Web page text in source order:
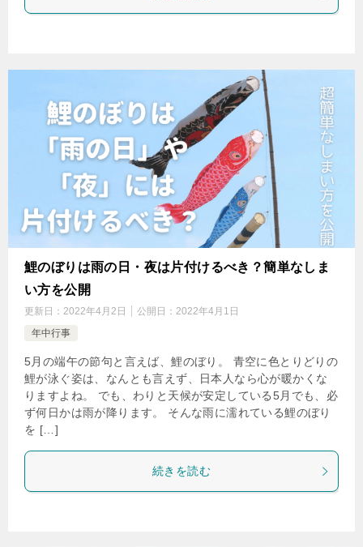
鯉のぼりは雨の日・夜は片付けるべき？簡単なしま
い方を公開
更新日： 2022年4月2日 公開日： 2022年4月1日
年中行事
5月の端午の節句と言えば、鯉のぼり。 青空に色とりどりの
鯉が泳ぐ姿は、なんとも言えず、日本人なら心が暖かくな
りますよね。 でも、わりと天候が安定している5月でも、必
ず何日かは雨が降ります。 そんな雨に濡れている鯉のぼり
を […]
続きを読む